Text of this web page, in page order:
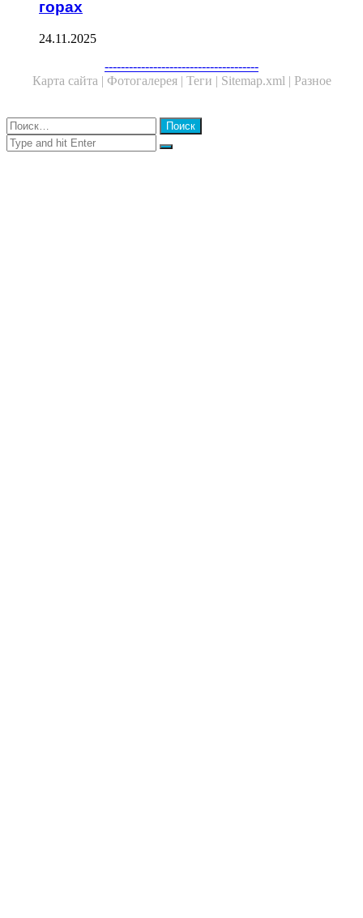
горах
24.11.2025
--------------------------------------
Карта сайта | Фотогалерея | Теги | Sitemap.xml | Разное
Close
Найти:
Close
Search